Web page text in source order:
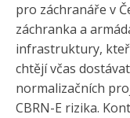
pro záchranáře v
záchranka a
infrastruktury,
chtějí včas
normalizačních
CBRN-E rizika.